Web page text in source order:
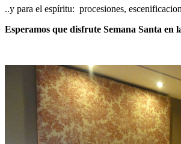
..y para el espíritu: procesiones,
Esperamos que disfrute Semana Santa en